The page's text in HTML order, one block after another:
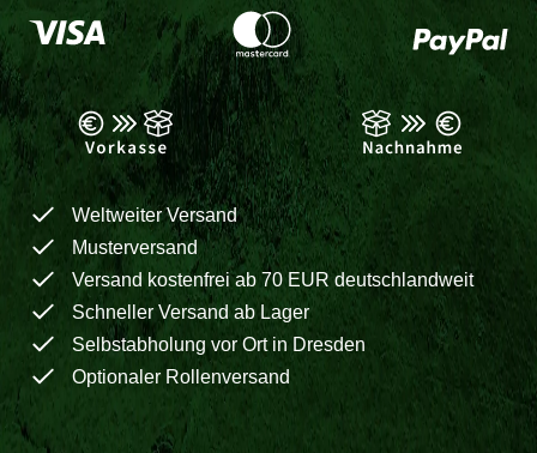
Weltweiter Versand
Musterversand
Versand kostenfrei ab 70 EUR deutschlandweit
Schneller Versand ab Lager
Selbstabholung vor Ort in Dresden
Optionaler Rollenversand